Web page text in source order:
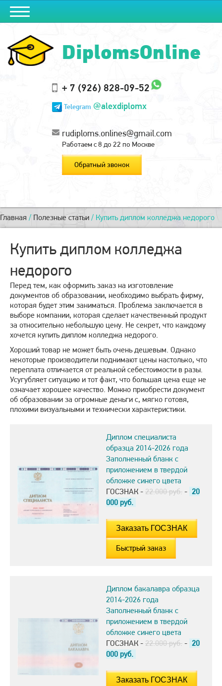
DiplomsOnline
+ 7 (926) 828-09-52
Telegram @alexdiplomx
rudiploms.onlines@gmail.com
Работаем с 8 до 22 по Москве
Обратный звонок
Главная / Полезные статьи / Купить диплом колледжа недорого
Купить диплом колледжа
недорого
Перед тем, как оформить заказ на изготовление
документов об образовании, необходимо выбрать фирму,
которая будет этим заниматься. Проблема заключается в
выборе компании, которая сделает качественный продукт
за относительно небольшую цену. Не секрет, что каждому
хочется купить диплом колледжа недорого.
Хороший товар не может быть очень дешевым. Однако
некоторые производители поднимают цены настолько, что
переплата отличается от реальной себестоимости в разы.
Усугубляет ситуацию и тот факт, что большая цена еще не
означает хорошее качество. Можно приобрести документ
об образовании за огромные деньги с, мягко готовя,
плохими визуальными и технически характеристики.
Диплом специалиста
образца 2014-2026 года
Заполненный бланк с
приложением в твердой
обложке синего цвета
ГОСЗНАК - 22.000 руб. - 20
000 руб.
Быстрый заказ
Диплом бакалавра образца
2014-2026 года
Заполненный бланк с
приложением в твердой
обложке синего цвета
ГОСЗНАК - 22.000 руб. - 20
000 руб.